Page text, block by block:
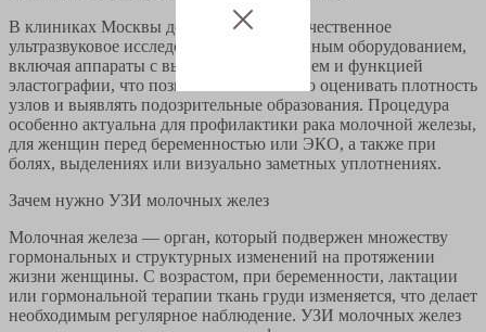
В клиниках Москвы доступно высококачественное
ультразвуковое исследование с современным оборудованием,
включая аппараты с высоким разрешением и функцией
эластографии, что позволяет более точно оценивать плотность
узлов и выявлять подозрительные образования. Процедура
особенно актуальна для профилактики рака молочной железы,
для женщин перед беременностью или ЭКО, а также при
болях, выделениях или визуально заметных уплотнениях.
Зачем нужно УЗИ молочных желез
Молочная железа — орган, который подвержен множеству
гормональных и структурных изменений на протяжении
жизни женщины. С возрастом, при беременности, лактации
или гормональной терапии ткань груди изменяется, что делает
необходимым регулярное наблюдение. УЗИ молочных желез